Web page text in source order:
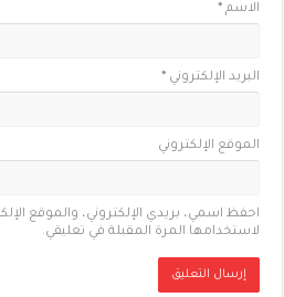
الاسم*
البريد الإلكتروني*
الموقع الإلكتروني
احفظ اسمي، بريدي الإلكتروني، والموقع
لاستخدامها المرة المقبلة في تعليقي.